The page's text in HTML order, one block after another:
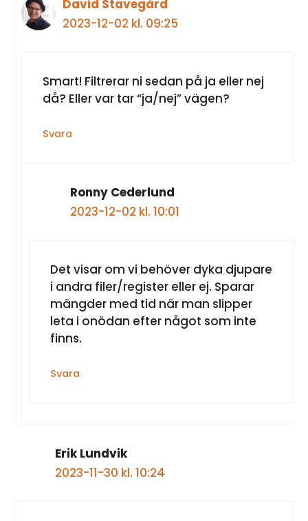
David Stavegård
2023-12-02 kl. 09:25
Smart! Filtrerar ni sedan på ja eller nej
då? Eller var tar “ja/nej” vägen?
Svara
Ronny Cederlund
2023-12-02 kl. 10:01
Det visar om vi behöver dyka djupare
i andra filer/register eller ej. Sparar
mängder med tid när man slipper
leta i onödan efter något som inte
finns.
Svara
Erik Lundvik
2023-11-30 kl. 10:24